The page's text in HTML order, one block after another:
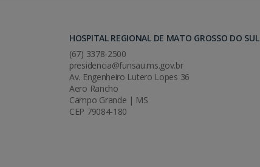
HOSPITAL REGIONAL DE MATO GROSSO DO SUL
(67) 3378-2500
presidencia@funsau.ms.gov.br
Av. Engenheiro Lutero Lopes 36
Aero Rancho
Campo Grande | MS
CEP 79084-180